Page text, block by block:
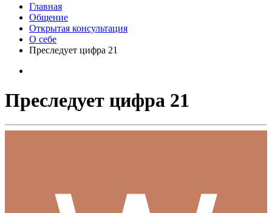
Главная
Общение
Открытая консультация
О себе
Преследует цифра 21
Преследует цифра 21